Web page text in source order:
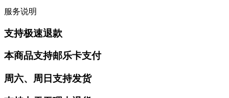
服务说明
支持极速退款
本商品支持邮乐卡支付
周六、周日支持发货